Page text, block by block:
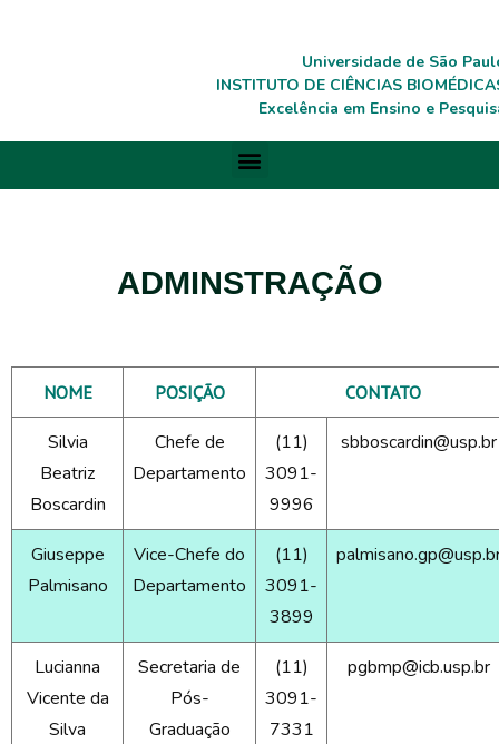
Universidade de São
INSTITUTO DE CIÊNCIAS
Excelência em Ensino e
ADMINSTRAÇÃO
NOME POSIÇÃO CONTATO
Silvia
Beatriz
Boscardin
Chefe de
Departamento
(11)
3091-
9996
sbboscardin@usp.br
Giuseppe
Palmisano
Vice-Chefe do
Departamento
(11)
3091-
3899
Lucianna
Vicente da
Silva
Secretaria de
Pós-
Graduação
(11)
3091-
7331
pgbmp@icb.usp.br